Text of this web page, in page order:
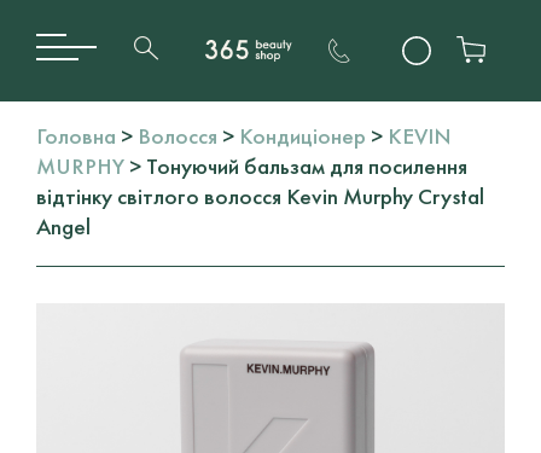
Головна > Волосся > Кондиціонер > KEVIN
MURPHY > Тонуючий бальзам для посилення
відтінку світлого волосся Kevin Murphy Crystal
Angel